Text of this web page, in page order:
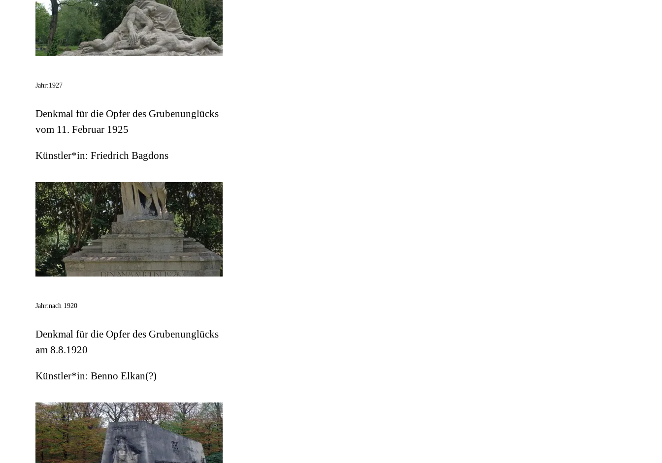
Jahr:1927
Denkmal für die Opfer des Grubenunglücks
vom 11. Februar 1925
Künstler*in: Friedrich Bagdons
Jahr:nach 1920
Denkmal für die Opfer des Grubenunglücks
am 8.8.1920
Künstler*in: Benno Elkan(?)